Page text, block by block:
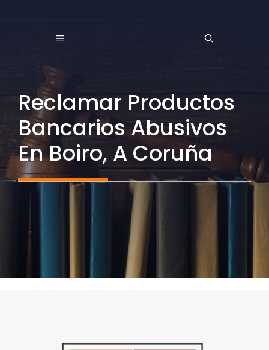
MENÚ
Reclamar Productos
Bancarios Abusivos
En Boiro, A Coruña